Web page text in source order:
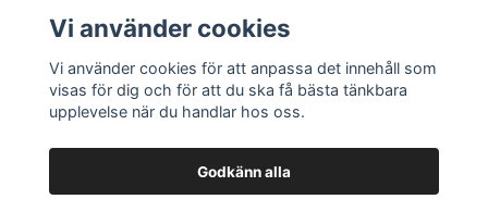
Tiktok
Vi använder cookies
Vi använder cookies för att anpassa det innehåll som
visas för dig och för att du ska få bästa tänkbara
upplevelse när du handlar hos oss.
Godkänn alla